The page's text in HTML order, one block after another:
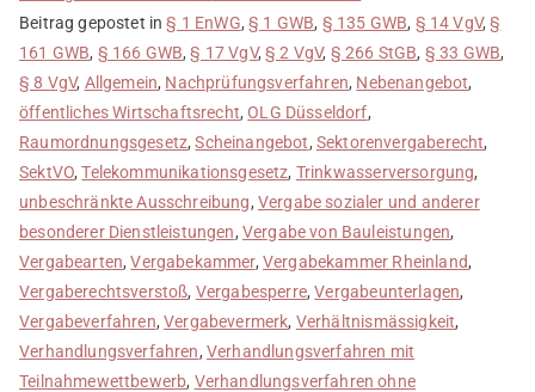
Beitrag gepostet in§ 1 EnWG,§ 1 GWB, § 135 GWB, § 14 VgV,§
161 GWB, § 166 GWB,§ 17 VgV,§ 2 VgV, § 266 StGB, § 33 GWB,
§ 8 VgV, Allgemein, Nachprüfungsverfahren, Nebenangebot,
öffentliches Wirtschaftsrecht,OLG Düsseldorf,
Raumordnungsgesetz,Scheinangebot, Sektorenvergaberecht,
SektVO,Telekommunikationsgesetz, Trinkwasserversorgung,
unbeschränkte Ausschreibung, Vergabe sozialer und anderer
besonderer Dienstleistungen, Vergabe von Bauleistungen,
Vergabearten,Vergabekammer, Vergabekammer Rheinland,
Vergaberechtsverstoß, Vergabesperre,Vergabeunterlagen,
Vergabeverfahren,Vergabevermerk, Verhältnismässigkeit,
Verhandlungsverfahren, Verhandlungsverfahren mit
Teilnahmewettbewerb, Verhandlungsverfahren ohne